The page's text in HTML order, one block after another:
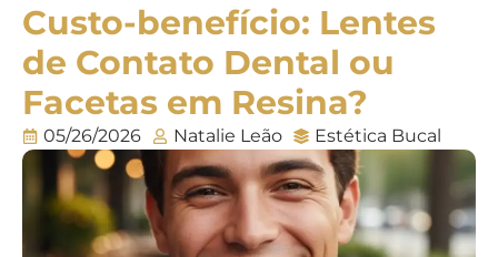
Custo-benefício: Lentes
de Contato Dental ou
Facetas em Resina?
05/26/2026 Natalie Leão Estética Bucal